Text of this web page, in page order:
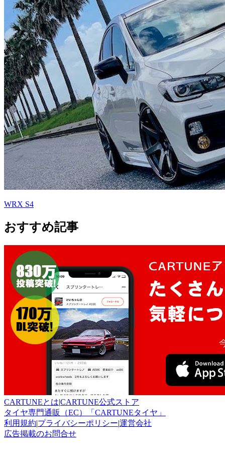
WRX S4
おすすめ記事
CARTUNEとは|CARTUNE公式ストア
タイヤ専門通販（EC）「CARTUNEタイヤ」
利用規約|プライバシーポリシー|運営会社
広告掲載のお問合せ